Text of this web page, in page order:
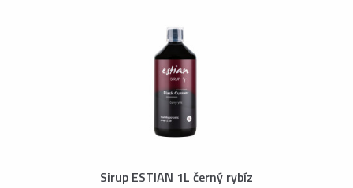
Sirup ESTIAN 1L černý rybíz